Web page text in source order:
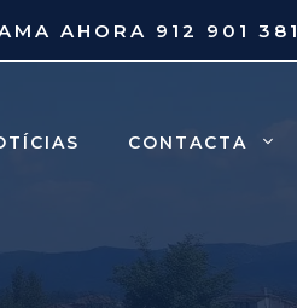
AHORA 912 901 381
CONTACTA